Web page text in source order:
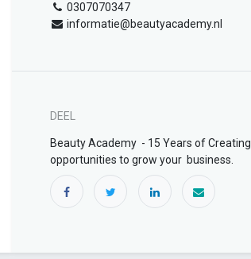
0307070347
informatie@beautyacademy.nl
DEEL
Beauty Academy - 15 Years of Creating
opportunities to grow your business.